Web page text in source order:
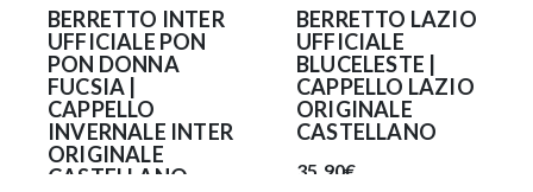
BERRETTO INTER
UFFICIALE PON
PON DONNA
FUCSIA |
CAPPELLO
INVERNALE INTER
ORIGINALE
CASTELLANO
BERRETTO LAZIO
UFFICIALE
BLUCELESTE |
CAPPELLO LAZIO
ORIGINALE
CASTELLANO
35.90€